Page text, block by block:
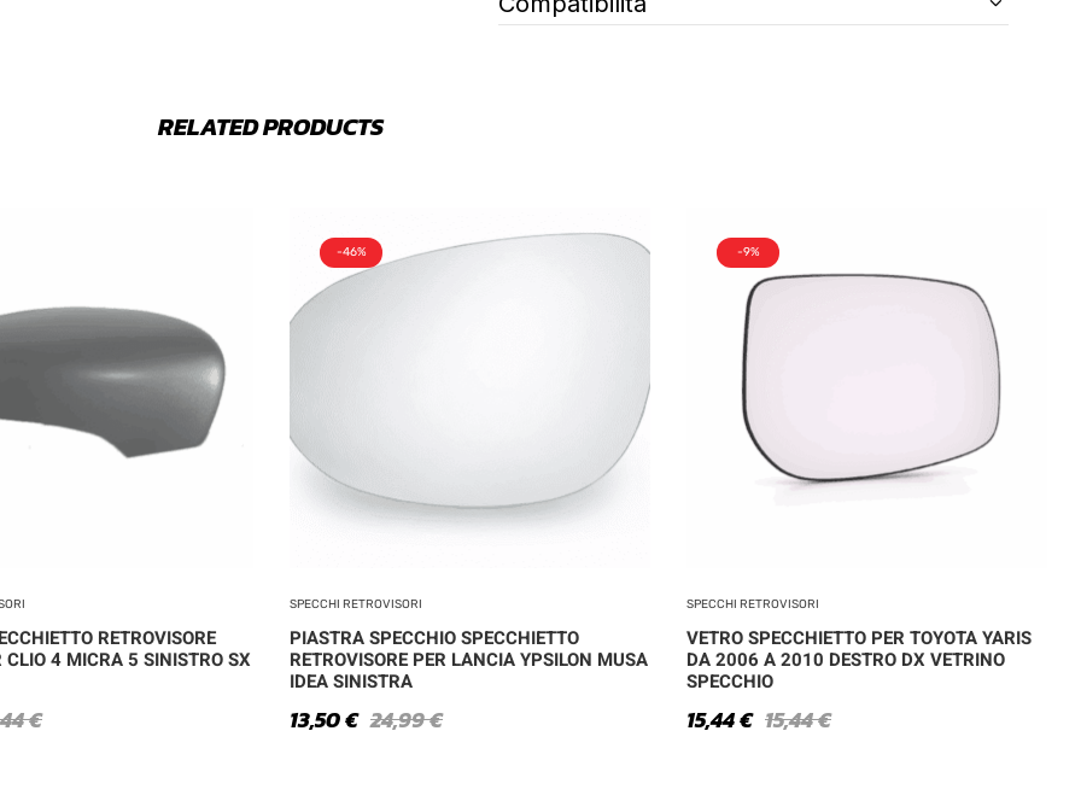
RELATED PRODUCTS
RETROVISORE
CLIO 4 MICRA 5 SINISTRO SX
€
-46%
SPECCHI RETROVISORI
PIASTRA SPECCHIO SPECCHIETTO
RETROVISORE PER LANCIA YPSILON MUSA
IDEA SINISTRA
24,99€
13,50€
-9%
SPECCHI RETROVISORI
VETRO SPECCHIETTO PER TOYOTA YARIS
DA 2006 A 2010 DESTRO DX VETRINO
SPECCHIO
15,44€
15,44€